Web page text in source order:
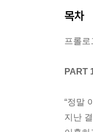
목차
프롤
PART
“정말
지난